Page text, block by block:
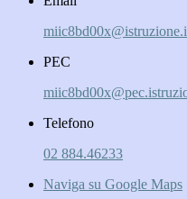
PEC
Telefono
02 884.46233
Naviga su Google Maps